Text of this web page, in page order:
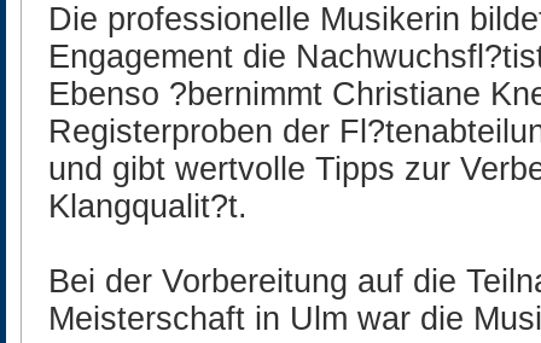
Die professionelle Musikerin
Engagement die
Ebenso ?bernimmt Christiane
Registerproben der
und gibt wertvolle Tipps zur
Klangqualit?t.
Bei der Vorbereitung auf die
Meisterschaft in Ulm war die